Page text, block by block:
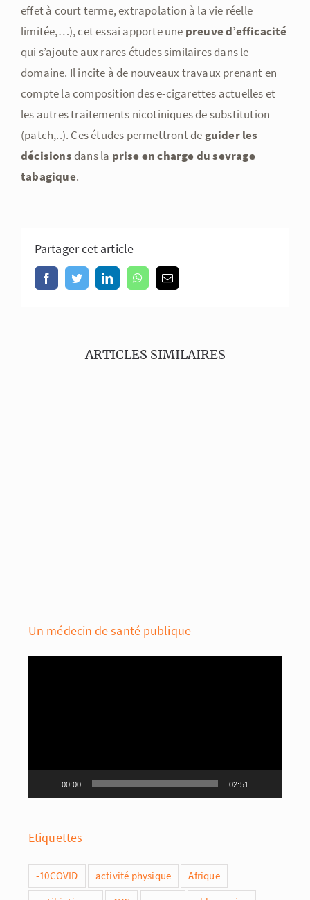
effet à court terme, extrapolation à la vie réelle
limitée,…), cet essai apporte une preuve d’efficacité
qui s’ajoute aux rares études similaires dans le
domaine. Il incite à de nouveaux travaux prenant en
compte la composition des e-cigarettes actuelles et
les autres traitements nicotiniques de substitution
(patch,..). Ces études permettront de guider les
décisionsdans la prise en charge du sevrage
tabagique.
Partager cet article
FacebookTwitterLinkedInWhatsApp
Email
ARTICLES SIMILAIRES
Un médecin de santé publique
00:00 02:51
Etiquettes
-10COVID activité physique
Afrique